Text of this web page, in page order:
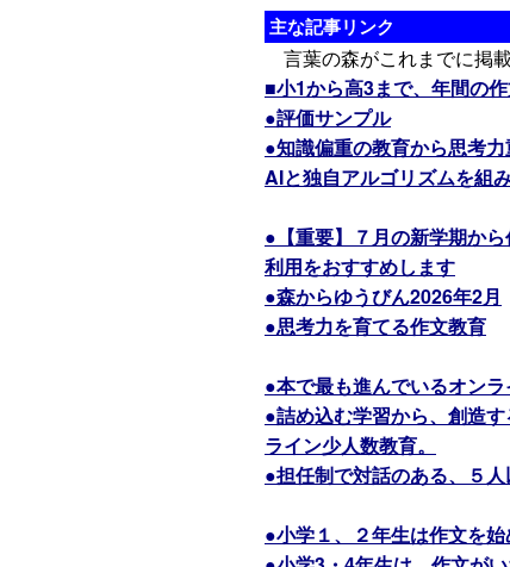
主な記事リンク
言葉の森がこれまでに掲
■小1から高3まで、年間の
●評価サンプル
●知識偏重の教育から思考
AIと独自アルゴリズムを組
●【重要】７月の新学期か
利用をおすすめします
●森からゆうびん2026年2月
●思考力を育てる作文教育
●本で最も進んでいるオン
●詰め込む学習から、創造
ライン少人数教育。
●担任制で対話のある、５
●小学１、２年生は作文を